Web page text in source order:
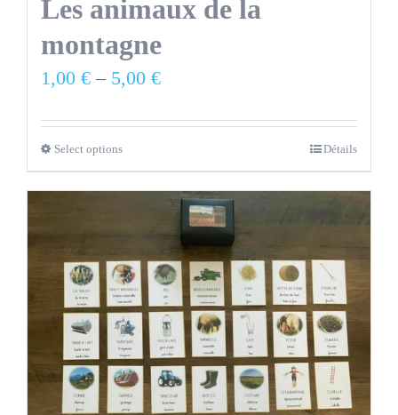
Les animaux de la
montagne
1,00 €– 5,00 €
Select options Détails